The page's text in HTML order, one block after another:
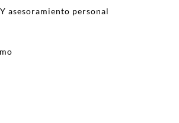
asesoramiento personal